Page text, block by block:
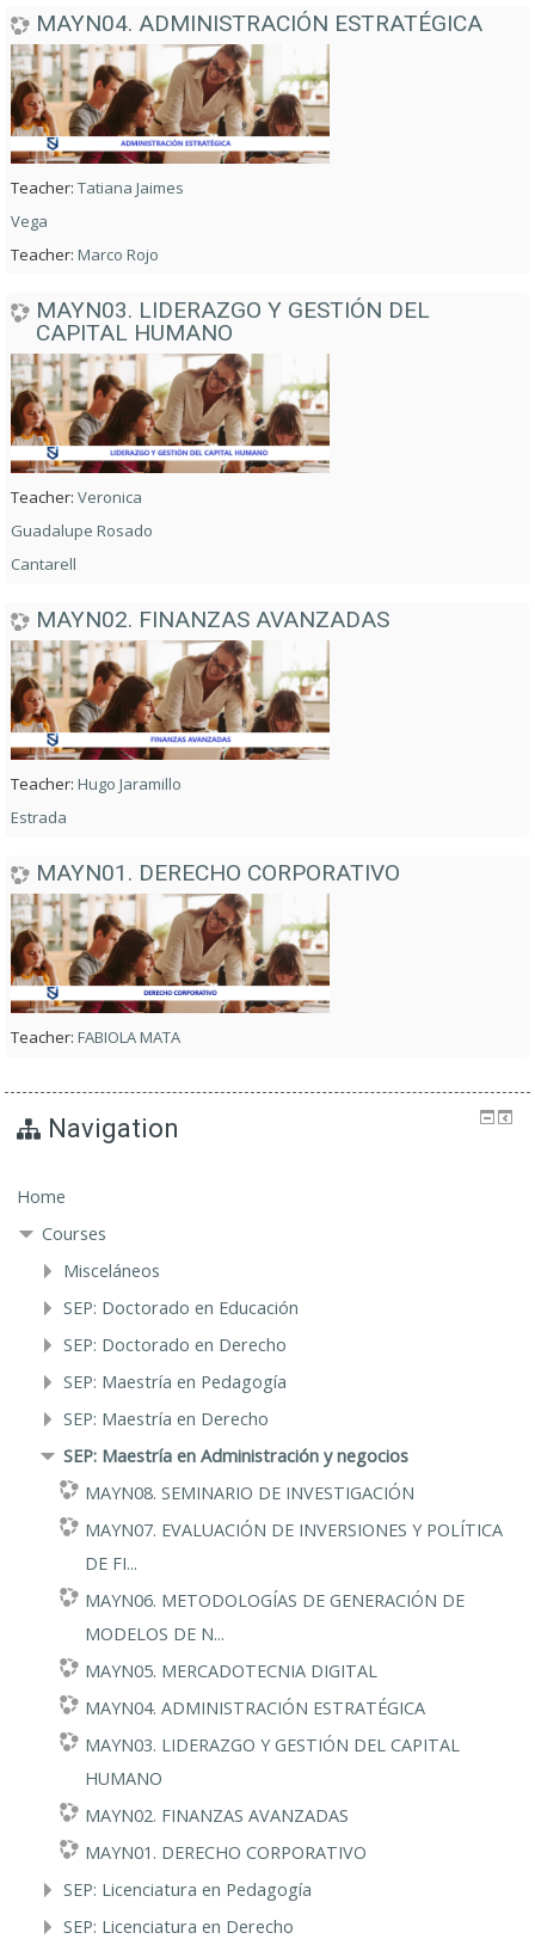
MAYN04. ADMINISTRACIÓN ESTRATÉGICA
Teacher:Tatiana Jaimes
Vega
Teacher:Marco Rojo
MAYN03. LIDERAZGO Y GESTIÓN DEL
CAPITAL HUMANO
Teacher:Veronica
Guadalupe Rosado
Cantarell
MAYN02. FINANZAS AVANZADAS
Teacher:Hugo Jaramillo
Estrada
MAYN01. DERECHO CORPORATIVO
Teacher:FABIOLA MATA
Navigation
Home
Courses
Misceláneos
SEP: Doctorado en Educación
SEP: Doctorado en Derecho
SEP: Maestría en Pedagogía
SEP: Maestría en Derecho
SEP: Maestría en Administración y negocios
MAYN08. SEMINARIO DE INVESTIGACIÓN
MAYN07. EVALUACIÓN DE INVERSIONES Y POLÍTICA
DE FI...
MAYN06. METODOLOGÍAS DE GENERACIÓN DE
MODELOS DE N...
MAYN05. MERCADOTECNIA DIGITAL
MAYN04. ADMINISTRACIÓN ESTRATÉGICA
MAYN03. LIDERAZGO Y GESTIÓN DEL CAPITAL
HUMANO
MAYN02. FINANZAS AVANZADAS
MAYN01. DERECHO CORPORATIVO
SEP: Licenciatura en Pedagogía
SEP: Licenciatura en Derecho